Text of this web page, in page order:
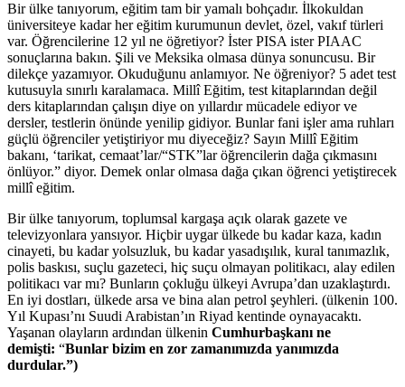
Bir ülke tanıyorum, eğitim tam bir yamalı bohçadır. İlkokuldan
üniversiteye kadar her eğitim kurumunun devlet, özel, vakıf türleri
var. Öğrencilerine 12 yıl ne öğretiyor? İster PISA ister PIAAC
sonuçlarına bakın. Şili ve Meksika olmasa dünya sonuncusu. Bir
dilekçe yazamıyor. Okuduğunu anlamıyor. Ne öğreniyor? 5 adet test
kutusuyla sınırlı karalamaca. Millî Eğitim, test kitaplarından değil
ders kitaplarından çalışın diye on yıllardır mücadele ediyor ve
dersler, testlerin önünde yenilip gidiyor. Bunlar fani işler ama ruhları
güçlü öğrenciler yetiştiriyor mu diyeceğiz? Sayın Millî Eğitim
bakanı, ‘tarikat, cemaat’lar/“STK”lar öğrencilerin dağa çıkmasını
önlüyor.” diyor. Demek onlar olmasa dağa çıkan öğrenci yetiştirecek
millî eğitim.
Bir ülke tanıyorum, toplumsal kargaşa açık olarak gazete ve
televizyonlara yansıyor. Hiçbir uygar ülkede bu kadar kaza, kadın
cinayeti, bu kadar yolsuzluk, bu kadar yasadışılık, kural tanımazlık,
polis baskısı, suçlu gazeteci, hiç suçu olmayan politikacı, alay edilen
politikacı var mı? Bunların çokluğu ülkeyi Avrupa’dan uzaklaştırdı.
En iyi dostları, ülkede arsa ve bina alan petrol şeyhleri. (ülkenin 100.
Yıl Kupası’nı Suudi Arabistan’ın Riyad kentinde oynayacaktı.
Yaşanan olayların ardından ülkenin Cumhurbaşkanı ne
demişti: “Bunlar bizim en zor zamanımızda yanımızda
durdular.”)